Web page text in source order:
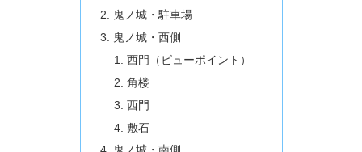
鬼ノ城・駐車場
鬼ノ城・西側
西門（ビューポイント）
角楼
西門
敷石